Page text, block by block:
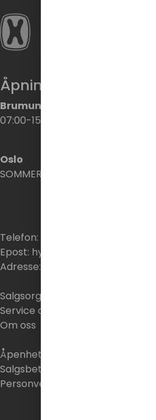
Åpningstider
Brumunddal
07:00-15:00
Oslo
SOMMER STENGT
Telefon:
Epost: hymax@hymax.no
Adresse:
Salgsorganisasjon
Service og ettermarked
Om oss
Åpenhetsloven
Salgsbetingelser ettermarked
Personvernerklæring